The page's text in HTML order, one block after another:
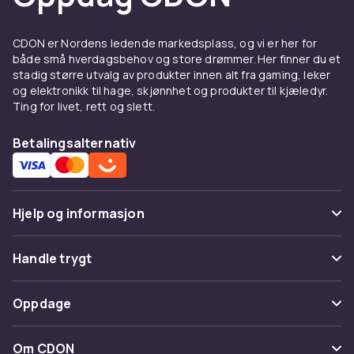
innredet bad.
CDON er Nordens ledende markedsplass, og vi er her for
både små hverdagsbehov og store drømmer. Her finner du et
stadig større utvalg av produkter innen alt fra gaming, leker
og elektronikk til hage, skjønnhet og produkter til kjæledyr.
Ting for livet, rett og slett.
Betalingsalternativ
Hjelp og informasjon
Vanlige spørsmål
Spor pakke
Angre & returner her
Kontakt oss
Handle trygt
Betaling
Levering
Oppdage
Kategorier
Om CDON